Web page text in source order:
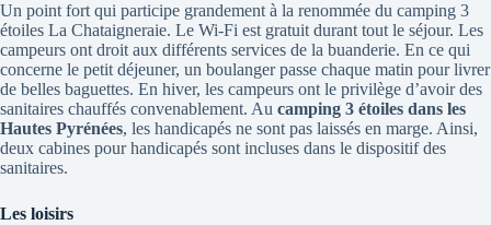
Un point fort qui participe grandement à la renommée du camping 3
étoiles La Chataigneraie. Le Wi-Fi est gratuit durant tout le séjour. Les
campeurs ont droit aux différents services de la buanderie. En ce qui
concerne le petit déjeuner, un boulanger passe chaque matin pour livrer
de belles baguettes. En hiver, les campeurs ont le privilège d’avoir des
sanitaires chauffés convenablement. Au camping 3 étoiles dans les
Hautes Pyrénées, les handicapés ne sont pas laissés en marge. Ainsi,
deux cabines pour handicapés sont incluses dans le dispositif des
sanitaires.
Les loisirs